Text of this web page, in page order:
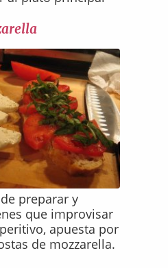
preparar y
que improvisar
apuesta por
de mozzarella.